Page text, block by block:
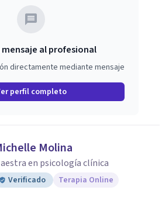
mensaje al profesional
directamente mediante mensaje
perfil completo
Molina
en psicología clínica
Verificado Terapia Online